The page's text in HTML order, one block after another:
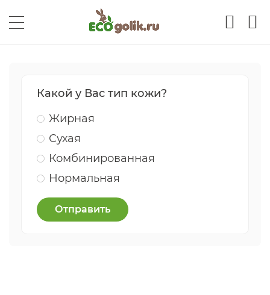
Какой у Вас тип кожи?
Жирная
Сухая
Комбинированная
Нормальная
Отправить